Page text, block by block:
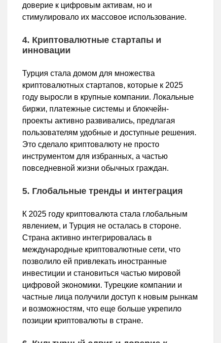
доверие к цифровым активам, но и
стимулировало их массовое использование.
4. Криптовалютные стартапы и
инновации
Турция стала домом для множества
криптовалютных стартапов, которые к 2025
году выросли в крупные компании. Локальные
биржи, платежные системы и блокчейн-
проекты активно развивались, предлагая
пользователям удобные и доступные решения.
Это сделало криптовалюту не просто
инструментом для избранных, а частью
повседневной жизни обычных граждан.
5. Глобальные тренды и интеграция
К 2025 году криптовалюта стала глобальным
явлением, и Турция не осталась в стороне.
Страна активно интегрировалась в
международные криптовалютные сети, что
позволило ей привлекать иностранные
инвестиции и становиться частью мировой
цифровой экономики. Турецкие компании и
частные лица получили доступ к новым рынкам
и возможностям, что еще больше укрепило
позиции криптовалюты в стране.